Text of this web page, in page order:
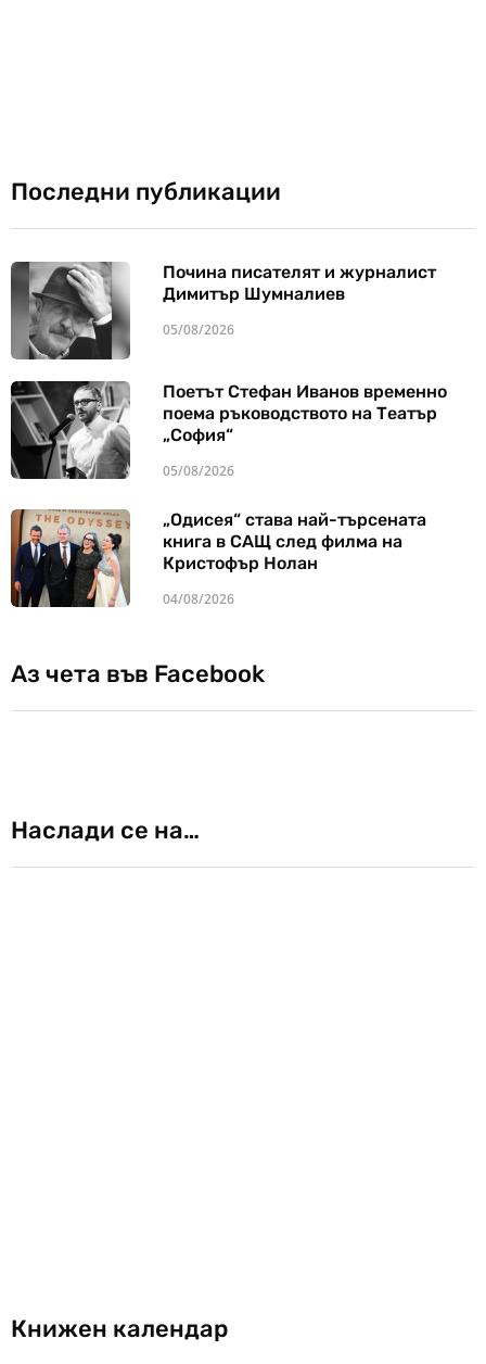
Последни публикации
Почина писателят и журналист
Димитър Шумналиев
05/08/2026
Поетът Стефан Иванов временно
поема ръководството на Театър
„София“
05/08/2026
„Одисея“ става най-търсената
книга в САЩ след филма на
Кристофър Нолан
04/08/2026
Аз чета във Facebook
Наслади се на…
Книжен календар